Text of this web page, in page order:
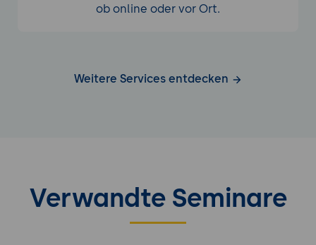
ob online oder vor Ort.
Weitere Services entdecken
Verwandte Seminare